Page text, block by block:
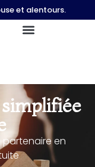
et alentours.
partenaire en